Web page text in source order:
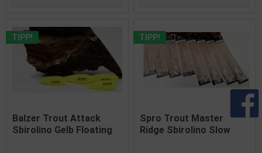
TIPP!
Balzer Trout Attack
Sbirolino Gelb Floating
TIPP!
Spro Trout Master
Ridge Sbirolino Slow